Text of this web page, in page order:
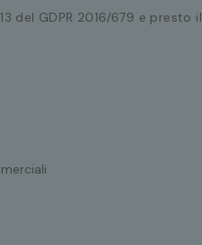
del GDPR 2016/679 e presto il